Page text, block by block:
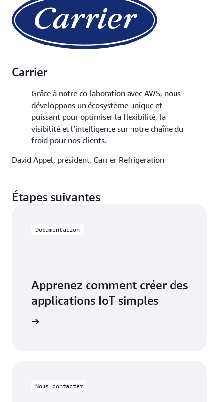
Carrier
Grâce à notre collaboration avec AWS, nous
développons un écosystème unique et
puissant pour optimiser la flexibilité, la
visibilité et l’intelligence sur notre chaîne du
froid pour nos clients.
David Appel, président, Carrier Refrigeration
Étapes suivantes
Documentation
Apprenez comment créer des
applications IoT simples
Nous contacter